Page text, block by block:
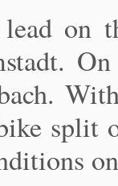
lead on
split